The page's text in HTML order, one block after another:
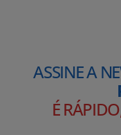
ASSINE A
É